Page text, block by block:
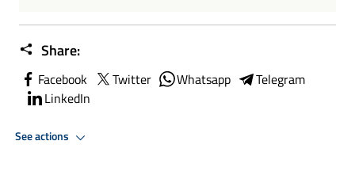
Share:
Facebook Twitter Whatsapp
Telegram
LinkedIn
See actions